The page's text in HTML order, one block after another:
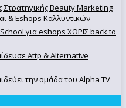
Beauty Marketing
& Eshops Καλλυντικών
για eshops ΧΩΡΙΣ back to
Attp & Alternative
την ομάδα του Alpha TV